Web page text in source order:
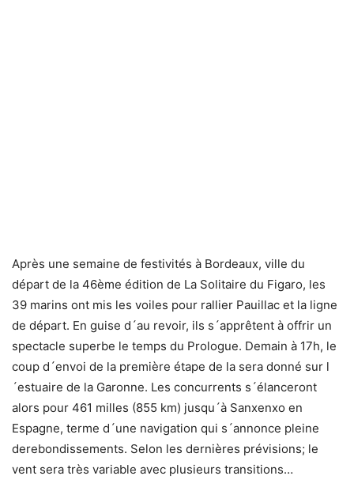
Après une semaine de festivités à Bordeaux, ville du
départ de la 46ème édition de La Solitaire du Figaro, les
39 marins ont mis les voiles pour rallier Pauillac et la ligne
de départ. En guise d´au revoir, ils s´apprêtent à offrir un
spectacle superbe le temps du Prologue. Demain à 17h, le
coup d´envoi de la première étape de la sera donné sur l
´estuaire de la Garonne. Les concurrents s´élanceront
alors pour 461 milles (855 km) jusqu´à Sanxenxo en
Espagne, terme d´une navigation qui s´annonce pleine
derebondissements. Selon les dernières prévisions; le
vent sera très variable avec plusieurs transitions…